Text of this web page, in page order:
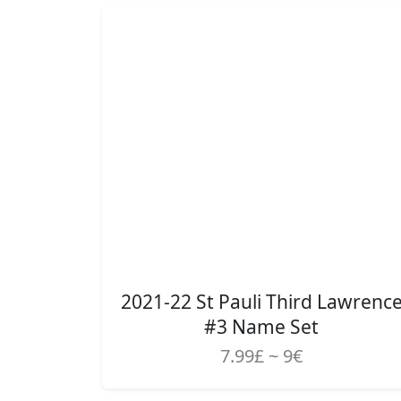
2021-22 St Pauli Third
#3 Name Set
7.99£ ~ 9€